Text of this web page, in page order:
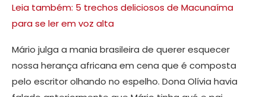
Leia também: 5 trechos deliciosos de Macunaíma
para se ler em voz alta
Mário julga a mania brasileira de querer esquecer
nossa herança africana em cena que é composta
pelo escritor olhando no espelho. Dona Olívia havia